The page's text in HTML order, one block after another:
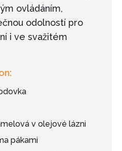
ovládáním,
odolností pro
i ve svažitém
v olejové lázni
pákami